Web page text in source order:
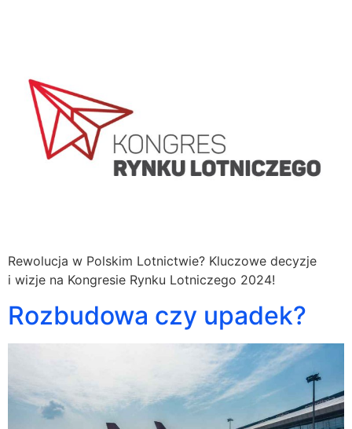
Rewolucja w Polskim Lotnictwie? Kluczowe decyzje
i wizje na Kongresie Rynku Lotniczego 2024!
Rozbudowa czy upadek?